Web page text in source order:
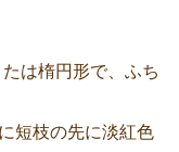
は楕円形で、ふち
短枝の先に淡紅色